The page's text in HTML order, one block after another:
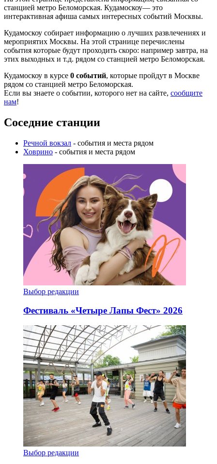
станцией метро Беломорская. Кудамоскоу— это
интерактивная афиша самых интересных событий Москвы.
Кудамоскоу собирает информацию о лучших развлечениях и
мероприятих Москвы. На этой странице перечислены
события которые будут проходить скоро: например завтра, на
этих выходных и т.д. рядом со станцией метро Беломорская.
Кудамоскоу в курсе 0 событий, которые пройдут в Москве
рядом со станцией метро Беломорская.
Если вы знаете о событии, которого нет на сайте, сообщите
нам!
Соседние станции
Речной вокзал - события и места рядом
Ховрино - события и места рядом
Выбор редакции
Фестиваль «Четыре Лапы Фест» 2026
Выбор редакции